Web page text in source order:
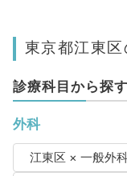
東京都江東
診療科目から探す
外科
江東区 × 一般外